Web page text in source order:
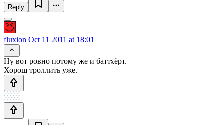
Reply
fluxion Oct 11 2011 at 18:01
Ну вот ровно потому же и баттхёрт.
Хорош троллить уже.